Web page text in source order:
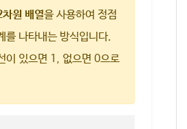
원 배열을 사용하여 정점
를 나타내는 방식입니다.
이 있으면 1, 없으면 0으로